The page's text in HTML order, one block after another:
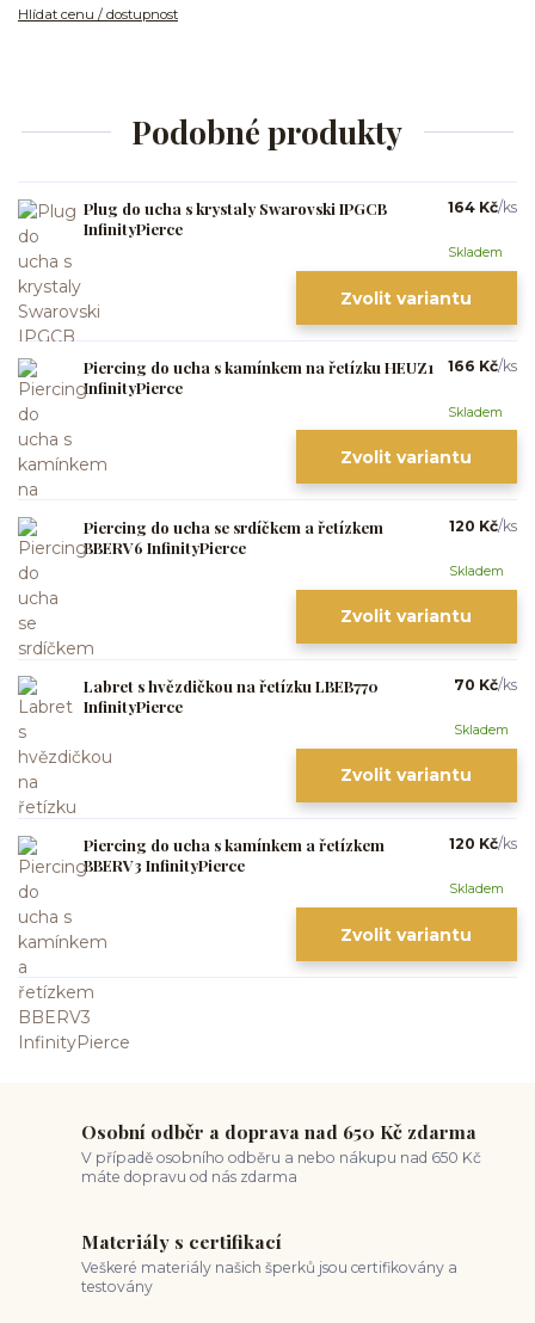
Hlídat cenu / dostupnost
Podobné produkty
Plug do ucha s krystaly Swarovski IPGCB
InfinityPierce
164 Kč/ks
Skladem
Zvolit variantu
Piercing do ucha s kamínkem na řetízku HEUZ1
InfinityPierce
166 Kč/ks
Skladem
Zvolit variantu
Piercing do ucha se srdíčkem a řetízkem
BBERV6 InfinityPierce
120 Kč/ks
Skladem
Zvolit variantu
Labret s hvězdičkou na řetízku LBEB770
InfinityPierce
70 Kč/ks
Skladem
Zvolit variantu
Piercing do ucha s kamínkem a řetízkem
BBERV3 InfinityPierce
120 Kč/ks
Skladem
Zvolit variantu
Osobní odběr a doprava nad 650 Kč zdarma
V případě osobního odběru a nebo nákupu nad 650 Kč
máte dopravu od nás zdarma
Materiály s certifikací
Veškeré materiály našich šperků jsou certifikovány a
testovány